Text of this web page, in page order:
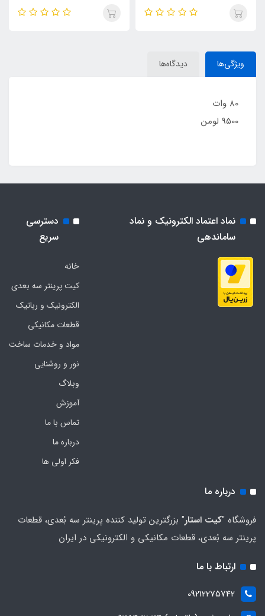
ویژگی‌ها دیدگاه‌ها
80 وات
9500 لومن
نماد اعتماد الکترونیک و نماد
ساماندهی
دسترسی
سریع
خانه
کیت پرینتر سه بعدی
الکترونیک و رباتیک
قطعات مکانیکی
مواد و خدمات ساخت
نور و روشنایی
وبلاگ
آموزش
تماس با ما
درباره ما
فکر اولی ها
درباره ما
فروشگاه "کیت استار" بزرگترین تولید کننده پرینتر سه بُعدی، قطعات
پرینتر سه بُعدی، قطعات مکانیکی و الکترونیکی در ایران
ارتباط با ما
09212275742